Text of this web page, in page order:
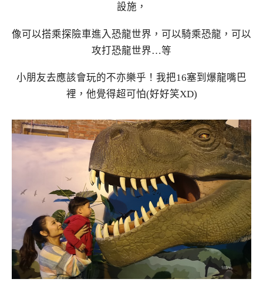
設施，
像可以搭乘探險車進入恐龍世界，可以騎乘恐龍，可以
攻打恐龍世界…等
小朋友去應該會玩的不亦樂乎！我把16塞到爆龍嘴巴
裡，他覺得超可怕(好好笑XD)